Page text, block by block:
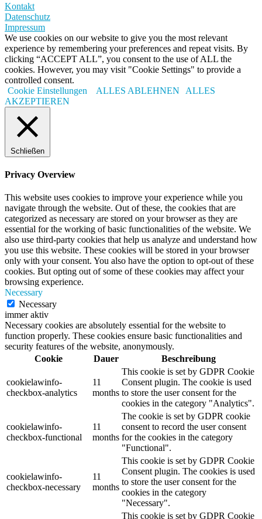
Kontakt
Datenschutz
Impressum
We use cookies on our website to give you the most relevant
experience by remembering your preferences and repeat visits. By
clicking “ACCEPT ALL”, you consent to the use of ALL the
cookies. However, you may visit "Cookie Settings" to provide a
controlled consent.
Cookie Einstellungen
ALLES ABLEHNEN
ALLES
AKZEPTIEREN
Schließen
Privacy Overview
This website uses cookies to improve your experience while you
navigate through the website. Out of these, the cookies that are
categorized as necessary are stored on your browser as they are
essential for the working of basic functionalities of the website. We
also use third-party cookies that help us analyze and understand how
you use this website. These cookies will be stored in your browser
only with your consent. You also have the option to opt-out of these
cookies. But opting out of some of these cookies may affect your
browsing experience.
Necessary
Necessary
immer aktiv
Necessary cookies are absolutely essential for the website to
function properly. These cookies ensure basic functionalities and
security features of the website, anonymously.
Cookie
Dauer Beschreibung
cookielawinfo-
checkbox-analytics
11
months
This cookie is set by GDPR Cookie
Consent plugin. The cookie is used
to store the user consent for the
cookies in the category "Analytics".
cookielawinfo-
checkbox-functional
11
months
The cookie is set by GDPR cookie
consent to record the user consent
for the cookies in the category
"Functional".
cookielawinfo-
checkbox-necessary
11
months
This cookie is set by GDPR Cookie
Consent plugin. The cookies is used
to store the user consent for the
cookies in the category
"Necessary".
This cookie is set by GDPR Cookie